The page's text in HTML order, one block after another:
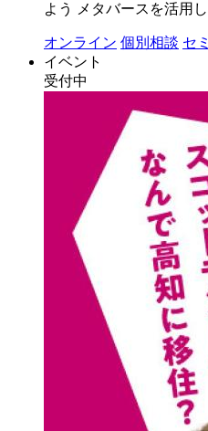
よう メタバースを活用
オンライン 個別相談 セ
イベント
受付中